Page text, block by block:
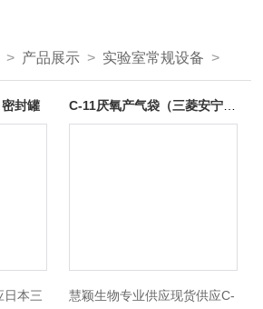
> 产品展示 > 实验室常规设备 >
封罐
日本三
C-11厌氧产气袋（三菱安宁包）
慧颖生物专业供应现货供应C-